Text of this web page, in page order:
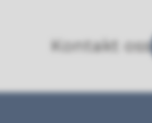
Kontakt oss